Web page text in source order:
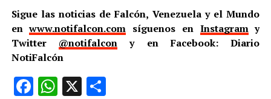
Sigue las noticias de Falcón, Venezuela y el Mundo
enwww.notifalcon.com síguenos en Instagramy
Twitter @notifalcon y en Facebook: Diario
NotiFalcón
Facebook
WhatsApp
X Compartir